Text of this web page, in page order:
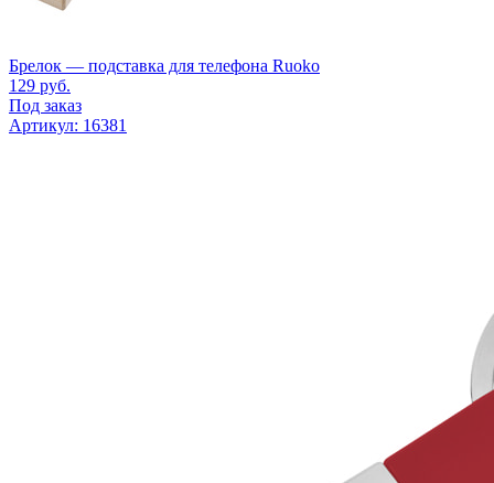
Брелок — подставка для телефона Ruoko
129 руб.
Под заказ
Артикул: 16381